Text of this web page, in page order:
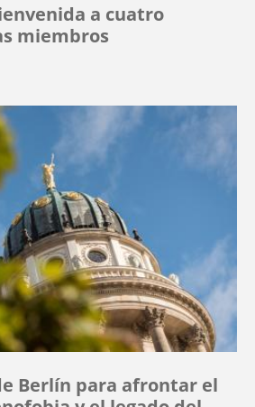
a cuatro
miembros
Berlín para afrontar el